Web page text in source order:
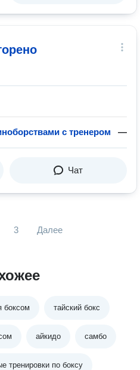
с тренером —
Чат
3 Далее
боксом тайский бокс
айкидо самбо
тренировки по боксу